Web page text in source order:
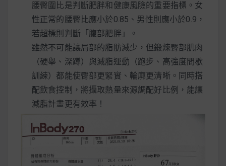
腰臀圍比是判斷肥胖和健康風險的重要指標。女
性正常的腰臀比應小於0.85、男性則應小於0.9，
若超標則判斷「腹部肥胖」。
雖然不可能讓局部的脂肪減少，但鍛煉臀部肌肉
（硬舉、深蹲）與減脂運動（跑步、高強度間歇
訓練）都能使臀部更緊實、輪廓更清晰。同時搭
配飲食控制，將攝取熱量來源調配好比例，能讓
減脂計畫更有效率！